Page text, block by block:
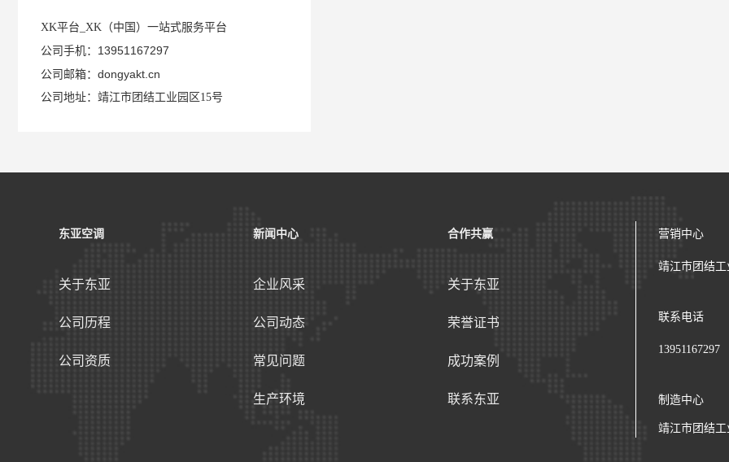
XK平台_XK（中国）一站式服务平台
公司手机： 13951167297
公司邮箱： dongyakt.cn
公司地址：靖江市团结工业园区15号
东亚空调
关于东亚
公司历程
公司资质
新闻中心
企业风采
公司动态
常见问题
生产环境
合作共赢
关于东亚
荣誉证书
成功案例
联系东亚
营销中心
靖江市团结工
联系电话
13951167297
制造中心
靖江市团结工